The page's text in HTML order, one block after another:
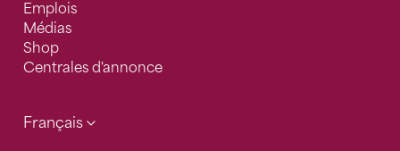
Emplois
Médias
Shop
Centrales d'annonce
Français